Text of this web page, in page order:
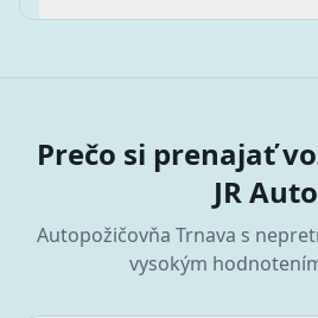
Prečo si prenajať
JR Auto
Autopožičovňa Trnava s
vysokým